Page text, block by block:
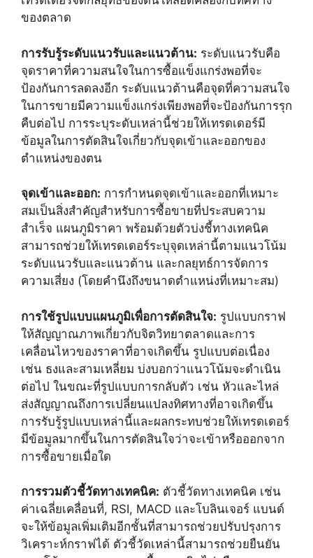
ของตลาด
การรับรู้ระดับแนวรับและแนวต้าน: ระดับแนวรับคือ
จุดราคาที่ความสนใจในการซื้อแข็งแกร่งพอที่จะ
ป้องกันการลดลงอีก ระดับแนวต้านคือจุดที่ความสนใจ
ในการขายมีความแข็งแกร่งเพียงพอที่จะป้องกันการรุก
คืบต่อไป การระบุระดับเหล่านี้ช่วยให้เทรดเดอร์มี
ข้อมูลในการตัดสินใจเกี่ยวกับจุดเข้าและออกของ
ตำแหน่งของตน
จุดเข้าและออก: การกำหนดจุดเข้าและออกที่เหมาะ
สมเป็นสิ่งสำคัญสำหรับการซื้อขายที่ประสบความ
สำเร็จ แผนภูมิราคา พร้อมด้วยตัวบ่งชี้ทางเทคนิค
สามารถช่วยให้เทรดเดอร์ระบุจุดเหล่านี้ตามแนวโน้ม
ระดับแนวรับและแนวต้าน และกลยุทธ์การจัดการ
ความเสี่ยง (โดยคำนึงถึงขนาดตำแหน่งที่เหมาะสม)
การใช้รูปแบบแผนภูมิเพื่อการตัดสินใจ: รูปแบบกราฟ
ให้สัญญาณภาพเกี่ยวกับจิตวิทยาตลาดและการ
เคลื่อนไหวของราคาที่อาจเกิดขึ้น รูปแบบต่อเนื่อง
เช่น ธงและสามเหลี่ยม บ่งบอกว่าแนวโน้มจะดำเนิน
ต่อไป ในขณะที่รูปแบบการกลับตัว เช่น หัวและไหล่
ส่งสัญญาณถึงการเปลี่ยนแปลงทิศทางที่อาจเกิดขึ้น
การรับรู้รูปแบบเหล่านี้และผลกระทบช่วยให้เทรดเดอร์
มีข้อมูลมากขึ้นในการตัดสินใจว่าจะเข้าหรือออกจาก
การซื้อขายเมื่อใด
การรวมตัวชี้วัดทางเทคนิค: ตัวชี้วัดทางเทคนิค เช่น
ค่าเฉลี่ยเคลื่อนที่, RSI, MACD และโบลินเจอร์ แบนด์
จะให้ข้อมูลเพิ่มเติมอีกชั้นที่สามารถช่วยปรับปรุงการ
วิเคราะห์กราฟได้ ตัวชี้วัดเหล่านี้สามารถช่วยยืนยัน